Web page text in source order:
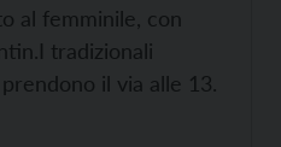
al femminile, con
I tradizionali
il via alle 13.